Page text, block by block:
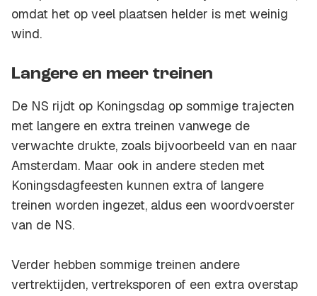
omdat het op veel plaatsen helder is met weinig
wind.
Langere en meer treinen
De NS rijdt op Koningsdag op sommige trajecten
met langere en extra treinen vanwege de
verwachte drukte, zoals bijvoorbeeld van en naar
Amsterdam. Maar ook in andere steden met
Koningsdagfeesten kunnen extra of langere
treinen worden ingezet, aldus een woordvoerster
van de NS.
Verder hebben sommige treinen andere
vertrektijden, vertreksporen of een extra overstap